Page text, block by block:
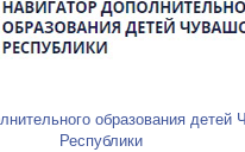
образования детей
Республики